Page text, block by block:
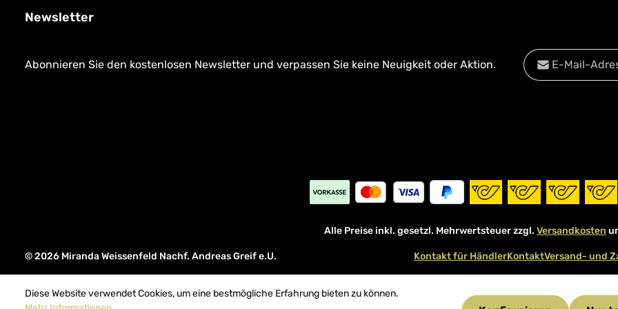
Newsletter
Abonnieren Sie den kostenlosen Newsletter und verpassen Sie keine Neuigkeit oder Aktion.
E-Mail-Adresse*
Alle Preise inkl. gesetzl. Mehrwertsteuer zzgl. Versandkosten
© 2026 Miranda Weissenfeld Nachf. Andreas Greif e.U. Kontakt für HändlerKontaktVersand- und
Diese Website verwendet Cookies, um eine bestmögliche Erfahrung bieten zu können.